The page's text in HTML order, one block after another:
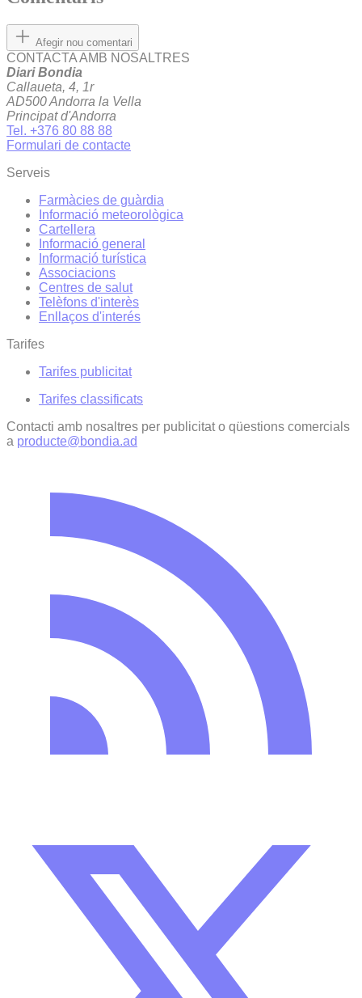
Afegir nou comentari
CONTACTA AMB NOSALTRES
Diari Bondia
Callaueta, 4, 1r
AD500 Andorra la Vella
Principat d'Andorra
Tel. +376 80 88 88
Formulari de contacte
Serveis
Farmàcies de guàrdia
Informació meteorològica
Cartellera
Informació general
Informació turística
Associacions
Centres de salut
Telèfons d'interès
Enllaços d'interés
Tarifes
Tarifes publicitat
Tarifes classificats
Contacti amb nosaltres per publicitat o qüestions comercials
a producte@bondia.ad